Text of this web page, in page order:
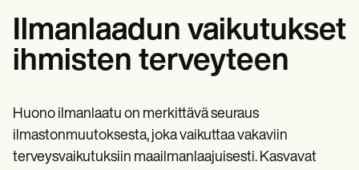
Ilmanlaadun vaikutukset
ihmisten terveyteen
Huono ilmanlaatu on merkittävä seuraus
ilmastonmuutoksesta, joka vaikuttaa vakaviin
terveysvaikutuksiin maailmanlaajuisesti. Kasvavat